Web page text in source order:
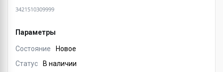
3421510309999
Параметры
Состояние
Новое
Статус
В наличии